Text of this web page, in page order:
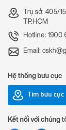
Trụ sở: 405/
TP.HCM
Hotline: 1900
Email:
Hệ thống bưu cục
Tìm bưu cục
Kết nối với chúng